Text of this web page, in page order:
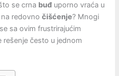
se crna buđ uporno vraća u
na redovnočišćenje? Mnogi
sa ovim frustrirajućim
rešenje često u jednom